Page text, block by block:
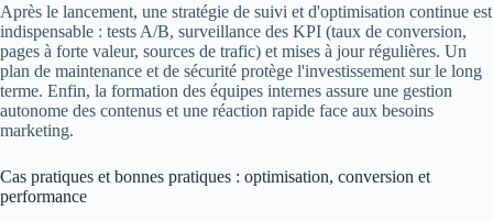
Après le lancement, une stratégie de suivi et d'optimisation continue est
indispensable : tests A/B, surveillance des KPI (taux de conversion,
pages à forte valeur, sources de trafic) et mises à jour régulières. Un
plan de maintenance et de sécurité protège l'investissement sur le long
terme. Enfin, la formation des équipes internes assure une gestion
autonome des contenus et une réaction rapide face aux besoins
marketing.
Cas pratiques et bonnes pratiques : optimisation, conversion et
performance